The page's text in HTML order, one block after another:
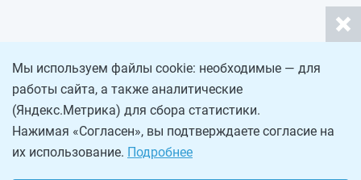
Мы используем файлы cookie: необходимые — для
работы сайта, а также аналитические
(Яндекс.Метрика) для сбора статистики.
Нажимая «Согласен», вы подтверждаете согласие на
их использование. Подробнее